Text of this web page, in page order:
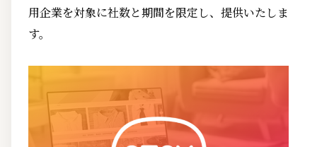
用企業を対象に社数と期間を限定し、提供いたしま
す。